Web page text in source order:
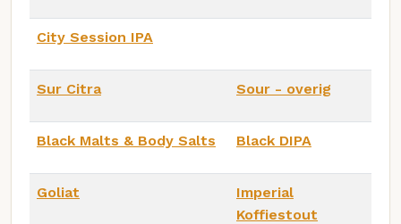
City Session IPA
Sur Citra Sour - overig
Black Malts & Body Salts Black DIPA
Goliat
Imperial
Koffiestout